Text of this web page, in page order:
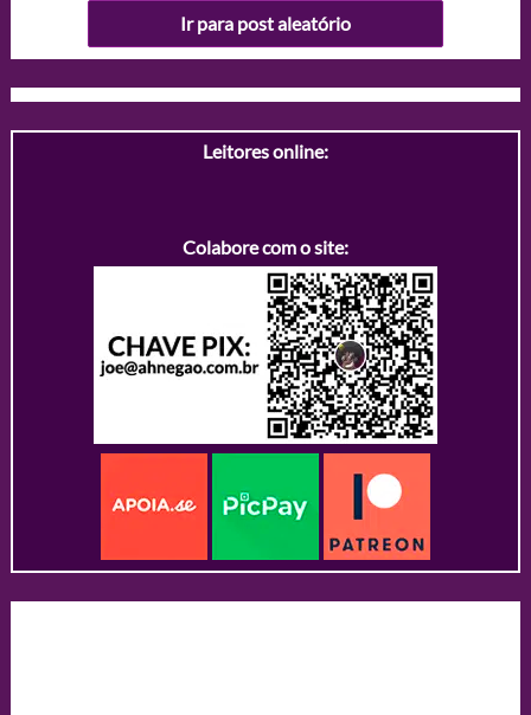
Ir para post aleatório
Leitores online:
Colabore com o site: